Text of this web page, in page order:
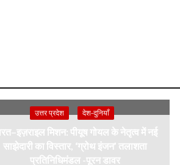
उत्तर प्रदेश देश-दुनियाँ
मिशन: पीयूष गोयल के नेतृत्व में नई
साझेदारी का विस्तार, ‘ग्रोथ इंजन’ तलाशता
प्रतिनिधिमंडल -पूरन डावर